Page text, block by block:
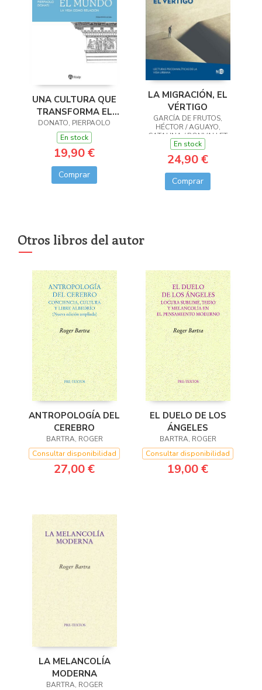
UNA CULTURA QUE
TRANSFORMA EL
MUNDO:VIDA COMO
RELACION
DONATO, PIERPAOLO
En stock
19,90 €
Comprar
LA MIGRACIÓN, EL
VÉRTIGO
GARCÍA DE FRUTOS,
HÉCTOR / AGUAYO,
CATALINA / BONVALLET
COMMENTZ, MAGDALENA
/ CARTA DE SOUZA,
NATHAL
En stock
24,90 €
Comprar
Otros libros del autor
ANTROPOLOGÍA DEL
CEREBRO
BARTRA, ROGER
Consultar disponibilidad
27,00 €
EL DUELO DE LOS
ÁNGELES
BARTRA, ROGER
Consultar disponibilidad
19,00 €
LA MELANCOLÍA
MODERNA
BARTRA, ROGER